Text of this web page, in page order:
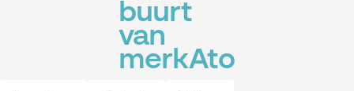
buurt
van
merkAto